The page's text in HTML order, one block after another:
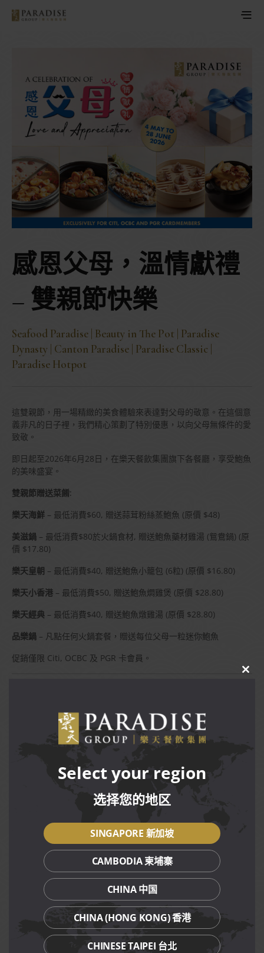
感恩父母，溫情獻禮
– 雙親節快樂
Seafood Paradise | Beauty in The Pot | Paradise
Dynasty | Canton Paradise | Paradise Classic |
Paradise Hotpot
這雙親節，用一場精緻的美食體驗來表達對父母的敬意。在這個意
義非凡的日子裡，我們精心策劃了特別優惠，以向父母無條件的愛
致敬。
即日起至2026年6月28日，在樂天餐飲集團旗下各餐廳，享受鮑魚
的美味盛宴。
雙親節贈送菜餚:
樂天海鮮 – 最低消費$60, 贈送蒜茸粉絲蒸鮑魚 (原價 $48)
美滋鍋 – 最低消費$80於火鍋食材, 贈送鮑魚藥材雞湯 (鴛鴦鍋) (原
價 $17.80)
樂天皇朝 – 最低消費$40, 贈送鮑魚小籠包 (6粒) (原價 $16.80)
樂天小香港 – 最低消費$50, 贈送鮑魚燜雞煲 (原價 $28.80)
樂天經典 – 最低消費$40, 贈送鮑魚燉雞湯 (原價 $28.80)
品樂鍋 – 凡點任何火鍋套餐，贈送每位父母一粒迷你鮑魚
促銷僅限 Citi, OCBC 及 PGR 卡會員。
雙親節特備菜餚每日可享用至2026年6月28日，可堂食及外
帶於參與餐廳，除了樂天小香港 (ION Orchard、Marina
Bay Sands 及 VivoCity) 餐廳。
以及PGR會員。
顧客須使用有效的（Citi）或（OCBC）信用卡或金融卡付
款，即可享用此優惠。
在品樂鍋，凡點選任何火鍋套餐，每位父母可獲贈一粒迷你
鮑魚，每人限一粒。
其餘參與餐廳，凡消費達各餐廳指定最低消費金額，即可獲
贈指定菜餚，每張單據只限享用一次優惠，不可分單。
促銷菜餚不可預定包廂和在包廂裡用餐。
享用此促銷的同時不可享用其它折扣、促銷、禮券或會員優
惠。
最低消費金額以美滋鍋餐廳的單點火鍋食材計算，其餘參與
餐廳則以帳單小計為準。
最低消費金額及價格不包括服務費(內用)與消費稅。
樂天集團保有任何權力更改促銷的條規，恕不另行通知。
Select your region
选择您的地区
SINGAPORE 新加坡
CAMBODIA 柬埔寨
CHINA 中国
CHINA (HONG KONG) 香港
CHINESE TAIPEI 台北